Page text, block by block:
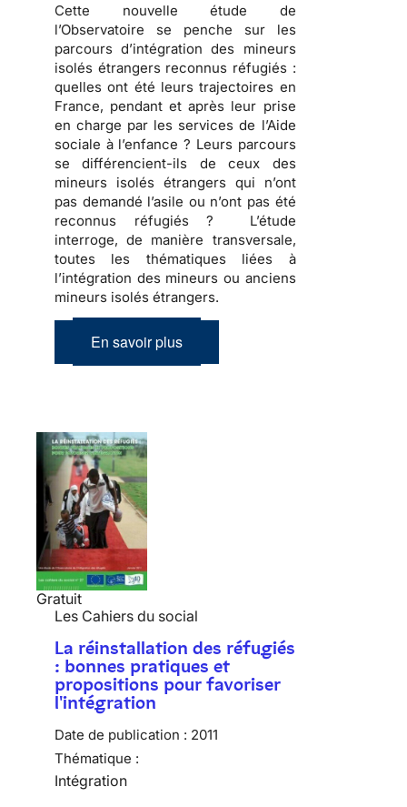
Cette nouvelle étude de
l’Observatoire se penche sur les
parcours d’intégration des mineurs
isolés étrangers reconnus réfugiés :
quelles ont été leurs trajectoires en
France, pendant et après leur prise
en charge par les services de l’Aide
sociale à l’enfance ? Leurs parcours
se différencient-ils de ceux des
mineurs isolés étrangers qui n’ont
pas demandé l’asile ou n’ont pas été
reconnus réfugiés ? L’étude
interroge, de manière transversale,
toutes les thématiques liées à
l’intégration des mineurs ou anciens
mineurs isolés étrangers.
En savoir plus
Gratuit
Les Cahiers du social
La réinstallation des réfugiés
: bonnes pratiques et
propositions pour favoriser
l'intégration
Date de publication : 2011
Thématique :
Intégration